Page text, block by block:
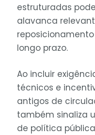
estruturadas
alavanca
longo prazo.
Ao incluir
técnicos e
antigos de
também sinaliza
de política